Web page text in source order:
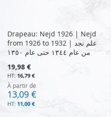
Drapeau: Nejd 1926 | Nejd
from 1926 to 1932 | علم نجد
من عام ١٣٤٤ حتى عام ١٣٥٠
19,98 €
16,79 €
À partir de
13,09 €
11,00 €